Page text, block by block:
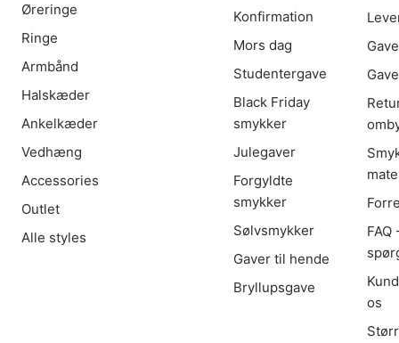
Øreringe
Ringe
Armbånd
Halskæder
Ankelkæder
Vedhæng
Accessories
Outlet
Alle styles
Konfirmation
Mors dag
Studentergave
Black Friday
smykker
Julegaver
Forgyldte
smykker
Sølvsmykker
Gaver til hende
Bryllupsgave
os